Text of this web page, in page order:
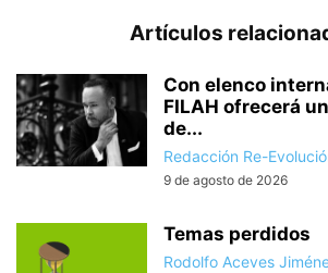
Artículos
Con elenco
FILAH ofrecerá
de...
Redacción Re-
9 de agosto de 2026
Temas perdidos
Rodolfo Aceves